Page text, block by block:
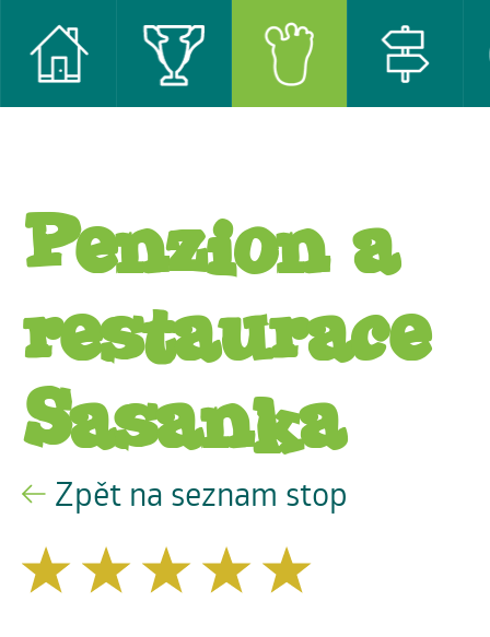
Penzion a
restaurace
Sasanka
Zpět na seznam stop